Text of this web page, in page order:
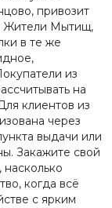
привозит
Жители Мытищ,
в те же
из
на
клиентов из
через
выдачи или
Закажите свой
когда всё
с ярким